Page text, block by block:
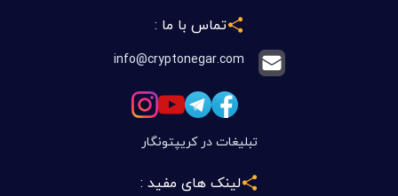
تماس با ما :
info@cryptonegar.com
تبلیغات در کریپتونگار
لینک های مفید :